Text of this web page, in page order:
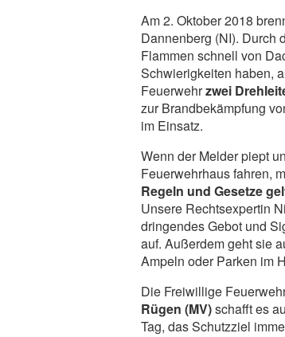
Am 2. Oktober 2018
Dannenberg (NI). Durch
Flammen schnell von
Schwierigkeiten haben,
Feuerwehrzwei
zur Brandbekämpfung
im Einsatz.
Wenn der Melder piept
Feuerwehrhaus fahren,
Regeln und Gesetze
Unsere Rechtsexpertin
dringendes Gebot und
auf. Außerdem geht sie
Ampeln oder Parken im
Die Freiwillige
Rügen (MV)schafft es
Tag, das Schutzziel